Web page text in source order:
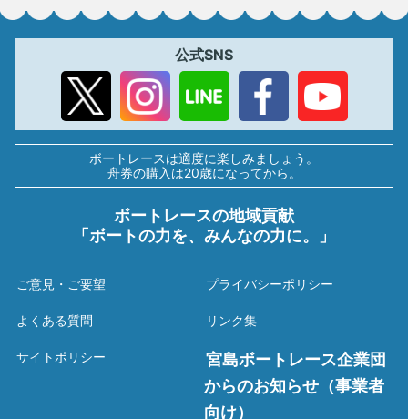
公式SNS
ボートレースは適度に楽しみましょう。
舟券の購入は20歳になってから。
ボートレースの地域貢献
「ボートの力を、みんなの力に。」
ご意見・ご要望
よくある質問
サイトポリシー
プライバシーポリシー
リンク集
宮島ボートレース企業団
からのお知らせ（事業者
向け）